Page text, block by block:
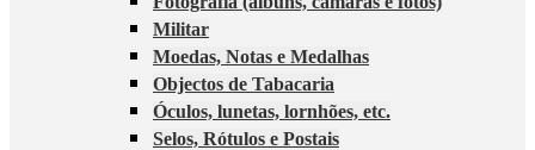
Militar
Moedas, Notas e Medalhas
Objectos de Tabacaria
Óculos, lunetas, lornhões, etc.
Selos, Rótulos e Postais